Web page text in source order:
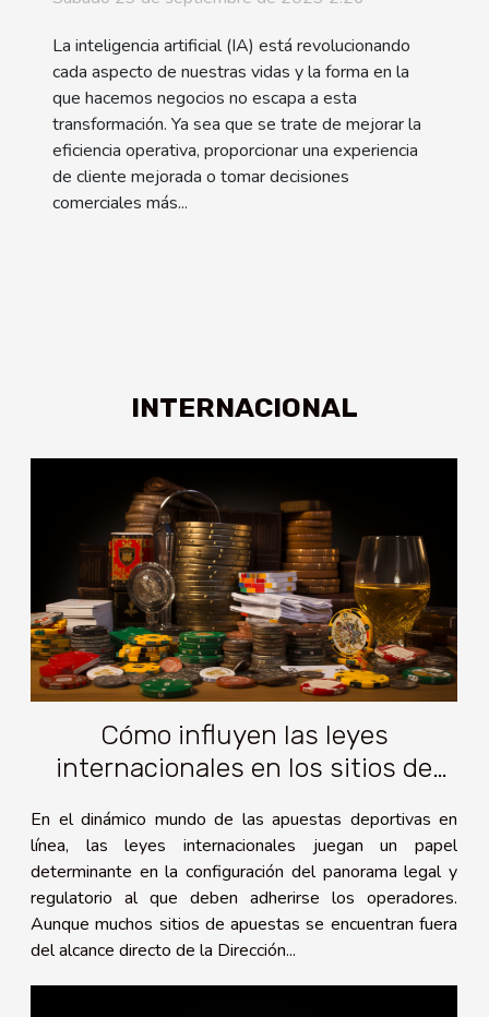
La inteligencia artificial (IA) está revolucionando
cada aspecto de nuestras vidas y la forma en la
que hacemos negocios no escapa a esta
transformación. Ya sea que se trate de mejorar la
eficiencia operativa, proporcionar una experiencia
de cliente mejorada o tomar decisiones
comerciales más...
INTERNACIONAL
Cómo influyen las leyes
internacionales en los sitios de
DGOJ
En el dinámico mundo de las apuestas deportivas en
línea, las leyes internacionales juegan un papel
determinante en la configuración del panorama legal y
regulatorio al que deben adherirse los operadores.
Aunque muchos sitios de apuestas se encuentran fuera
del alcance directo de la Dirección...